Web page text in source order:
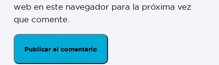
web en este navegador para la próxima vez
que comente.